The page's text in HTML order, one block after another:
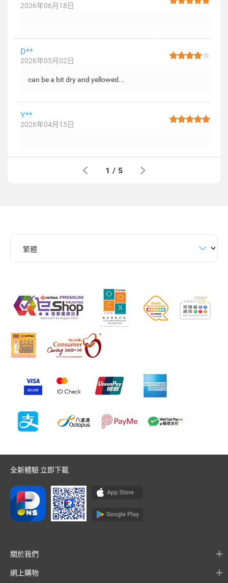
2026年06月18日
D**
2026年05月02日
can be a bit dry and yellowed...
Y**
2026年04月15日
1 / 5
全新體驗 立即下載
關於我們
網上購物